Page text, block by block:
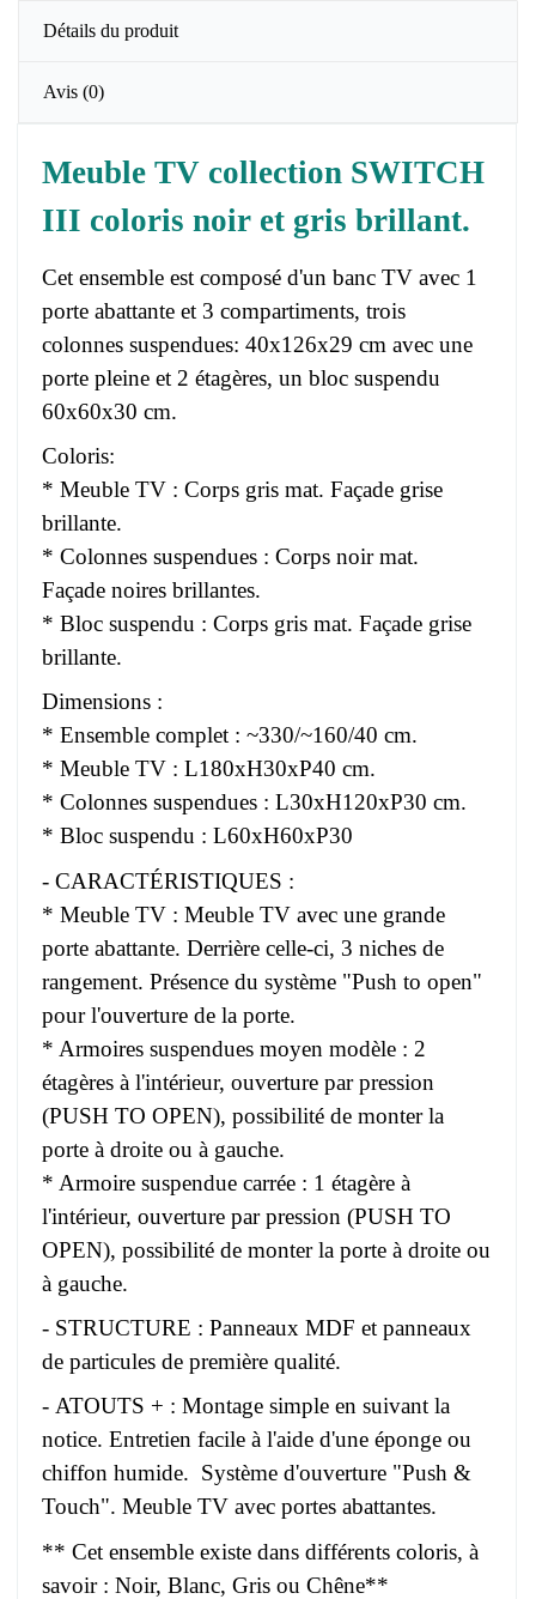
Détails du produit
Avis (0)
Meuble TV collection SWITCH
III coloris noir et gris brillant.
Cet ensemble est composé d'un banc TV avec 1
porte abattante et 3 compartiments, trois
colonnes suspendues: 40x126x29 cm avec une
porte pleine et 2 étagères, un bloc suspendu
60x60x30 cm.
Coloris:
* Meuble TV : Corps gris mat. Façade grise
brillante.
* Colonnes suspendues : Corps noir mat.
Façade noires brillantes.
* Bloc suspendu : Corps gris mat. Façade grise
brillante.
Dimensions :
* Ensemble complet : ~330/~160/40 cm.
* Meuble TV : L180xH30xP40 cm.
* Colonnes suspendues : L30xH120xP30 cm.
* Bloc suspendu : L60xH60xP30
- CARACTÉRISTIQUES :
* Meuble TV : Meuble TV avec une grande
porte abattante. Derrière celle-ci, 3 niches de
rangement. Présence du système "Push to open"
pour l'ouverture de la porte.
* Armoires suspendues moyen modèle : 2
étagères à l'intérieur, ouverture par pression
(PUSH TO OPEN), possibilité de monter la
porte à droite ou à gauche.
* Armoire suspendue carrée : 1 étagère à
l'intérieur, ouverture par pression (PUSH TO
OPEN), possibilité de monter la porte à droite ou
à gauche.
- STRUCTURE : Panneaux MDF et panneaux
de particules de première qualité.
- ATOUTS + : Montage simple en suivant la
notice. Entretien facile à l'aide d'une éponge ou
chiffon humide. Système d'ouverture "Push &
Touch". Meuble TV avec portes abattantes.
** Cet ensemble existe dans différents coloris, à
savoir : Noir, Blanc, Gris ou Chêne**